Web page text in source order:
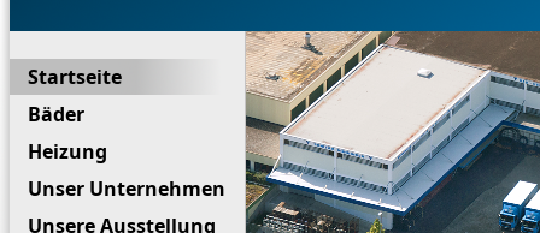
Startseite
Bäder
Heizung
Unser Unternehmen
Unsere Ausstellung